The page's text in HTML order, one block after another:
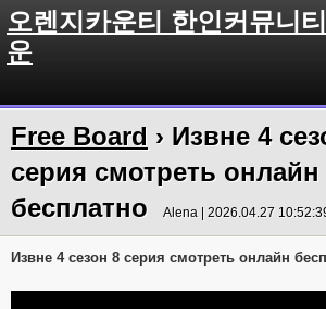
오렌지카운티 한인커뮤니
운
Free Board › Извне 4
серия смотреть онлайн
бесплатно
Alena | 2026.04.27
Извне 4 сезон 8 серия смотреть онлайн